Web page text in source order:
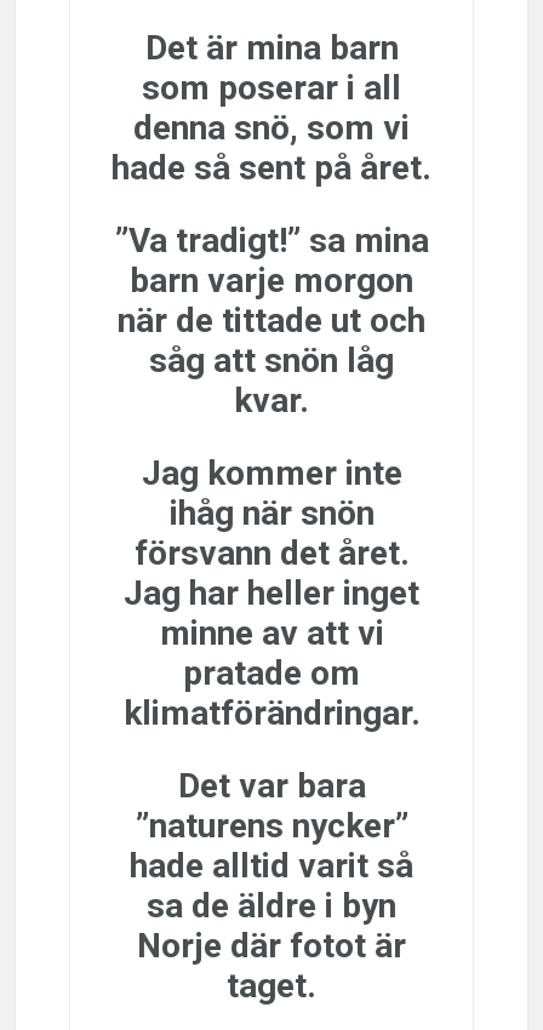
Det är mina barn
som poserar i all
denna snö, som vi
hade så sent på året.
”Va tradigt!” sa mina
barn varje morgon
när de tittade ut och
såg att snön låg
kvar.
Jag kommer inte
ihåg när snön
försvann det året.
Jag har heller inget
minne av att vi
pratade om
klimatförändringar.
Det var bara
”naturens nycker”
hade alltid varit så
sa de äldre i byn
Norje där fotot är
taget.